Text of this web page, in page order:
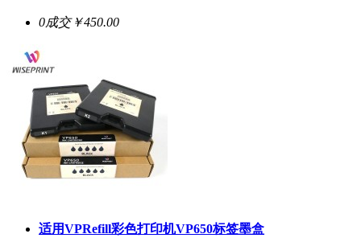
0成交￥450.00
适用VPRefill彩色打印机VP650标签墨盒